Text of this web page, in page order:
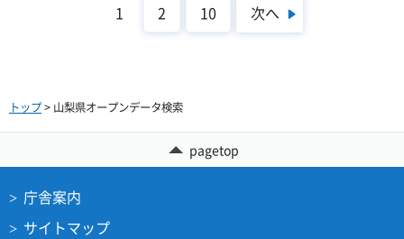
1 2 10 次へ
トップ> 山梨県オープンデータ検索
pagetop
庁舎案内
サイトマップ